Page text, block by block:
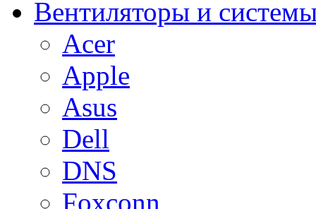
Вентиляторы и
Acer
Apple
Asus
Dell
DNS
Foxconn